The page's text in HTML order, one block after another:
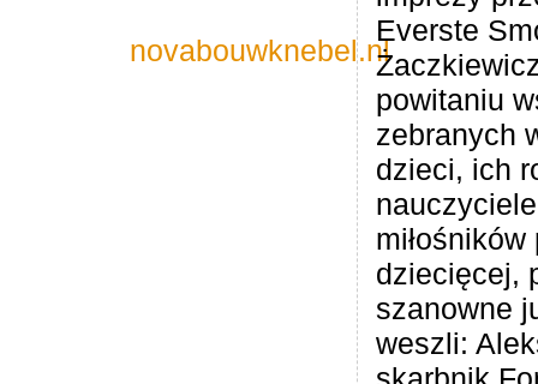
novabouwknebel.nl
Everste
powitaniu
zebranych
dzieci, ich
dziecięcej,
szanowne
weszli: